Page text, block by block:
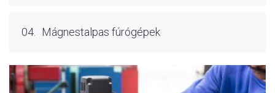
04. Mágnestalpas fúrógépek